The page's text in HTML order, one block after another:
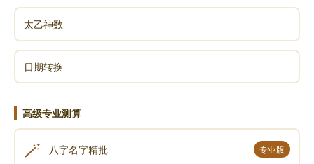
与畜生一抟(tuán)之食。或修净行所有善根。成就众
生，所有善根。修行菩提，所有善根。及无上智，所有
善根。一切合集，校计筹量，皆悉回向阿耨(nòu)多罗三
藐三菩提。如过去未来，现在诸佛，所作回向，我亦如
是回向。众罪皆忏悔，诸福尽随喜，及请佛功德，愿成
无上智。去来现在佛，於众生最胜，无量功德海，我今
皈命礼。
所有十方世界中 三世一切人师子
太乙神数
日期转换
高级专业测算
🪄 八字名字精批 专业版